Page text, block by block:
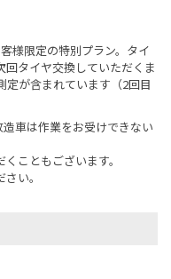
様限定の特別プラン。タイ
タイヤ交換していただくま
定が含まれています（2回目
車は作業をお受けできない
こともございます。
い。